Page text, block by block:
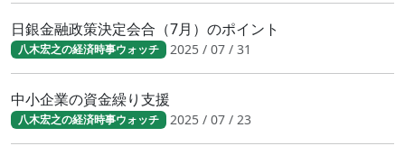
日銀金融政策決定会合（7月）のポイント
八木宏之の経済時事ウォッチ 2025 / 07 / 31
中小企業の資金繰り支援
八木宏之の経済時事ウォッチ 2025 / 07 / 23